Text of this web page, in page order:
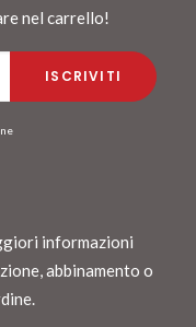
nel carrello!
informazioni
abbinamento o